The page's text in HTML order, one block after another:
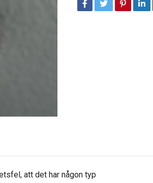
att det har någon typ